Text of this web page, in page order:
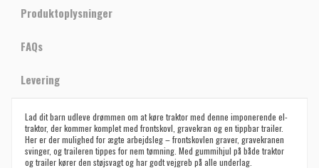
Produktoplysninger
FAQs
Levering
Lad dit barn udleve drømmen om at køre traktor med denne imponerende el-
traktor, der kommer komplet med frontskovl, gravekran og en tippbar trailer.
Her er der mulighed for ægte arbejdsleg – frontskovlen graver, gravekranen
svinger, og traileren tippes for nem tømning. Med gummihjul på både traktor
og trailer kører den støjsvagt og har godt vejgreb på alle underlag.